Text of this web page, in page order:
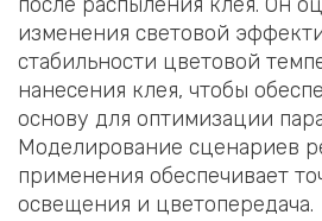
изменения световой
стабильности цветовой
нанесения клея, чтобы
основу для оптимизации
Моделирование сценариев
применения обеспечивает
освещения и цветопередача.